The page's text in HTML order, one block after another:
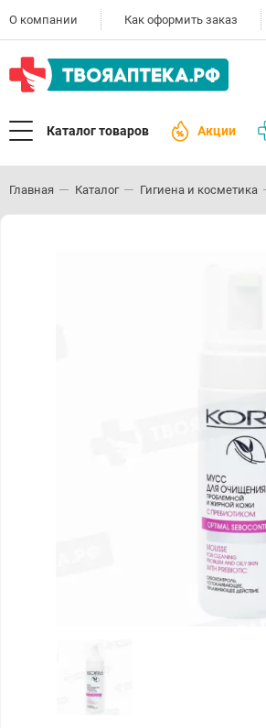
О компании Как оформить заказ
Каталог товаров Акции
Главная Каталог Гигиена и косметика